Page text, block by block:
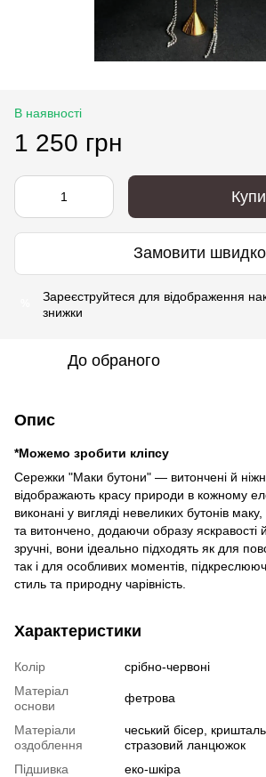
В наявності
1 250 грн
Замовити швидко
Зареєструйтеся для відображення
знижки
До обраного
Опис
*Можемо зробити кліпсу
Сережки "Маки бутони" — витончені й
відображають красу природи в кожному
виконані у вигляді невеликих бутонів
та витончено, додаючи образу яскравості й
зручні, вони ідеально підходять як для
так і для особливих моментів,
стиль та природну чарівність.
Характеристики
Колір
срібно-червоні
Матеріал
основи
фетрова
Матеріали
оздоблення
чеський бісер,
стразовий ланцюжок
Підшивка
еко-шкіра